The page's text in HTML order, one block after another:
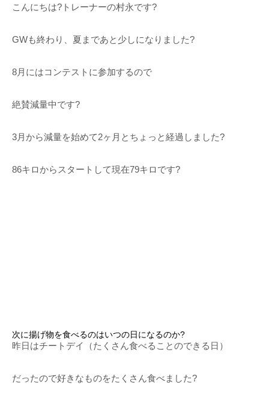
こんにちは?トレーナーの村永です?
GWも終わり、夏まであと少しになりました?
8月にはコンテストに参加するので
絶賛減量中です?
3月から減量を始めて2ヶ月とちょっと経過しました?
86キロからスタートして現在79キロです?
次に揚げ物を食べるのはいつの日になるのか?
昨日はチートデイ（たくさん食べることのできる日）
だったので好きなものをたくさん食べました?